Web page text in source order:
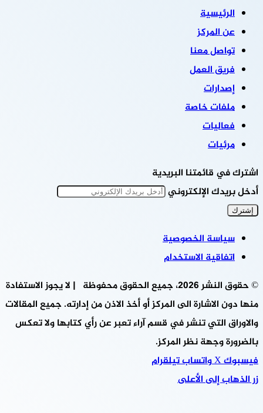
الرئيسية
عن المركز
تواصل معنا
فريق العمل
إصدارات
ملفات خاصة
فعاليات
مرئيات
اشترك في قائمتنا البريدية
أدخل بريدك الإلكتروني
سياسة الخصوصية
اتفاقية الاستخدام
© حقوق النشر 2026، جميع الحقوق محفوظة | لا يجوز الاستفادة
منها دون الاشارة الى المركز أو أخذ الاذن من إدارته. جميع المقالات
والاوراق التي تنشر في قسم آراء تعبر عن رأي كتابها ولا تعكس
بالضرورة وجهة نظر المركز.
فيسبوك‫Xواتسابتيلقرام
زر الذهاب إلى الأعلى